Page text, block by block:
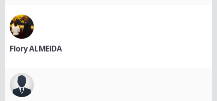
Flory ALMEIDA